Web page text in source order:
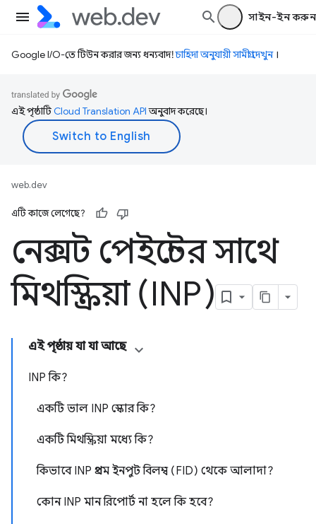
সাইন-ইন করুন
Google I/O-তে টিউন করার জন্য ধন্যবাদ!চাহিদা অনুযায়ী সামগ্রী দেখুন।
এই পৃষ্ঠাটিCloud Translation APIঅনুবাদ করেছে।
web.dev
এটি কাজে লেগেছে?
নেক্সট পেইন্টের সাথে
মিথস্ক্রিয়া (INP)
এই পৃষ্ঠায় যা যা আছে
INP কি?
একটি ভাল INP স্কোর কি?
একটি মিথস্ক্রিয়া মধ্যে কি?
কিভাবে INP প্রথম ইনপুট বিলম্ব (FID) থেকে আলাদা?
কোন INP মান রিপোর্ট না হলে কি হবে?